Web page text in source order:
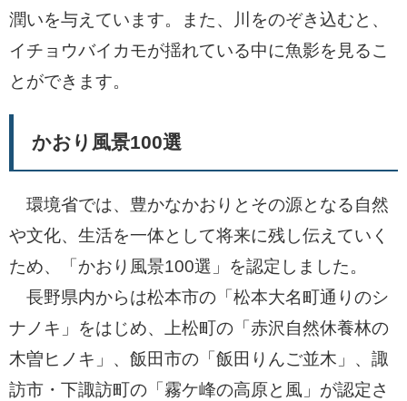
潤いを与えています。また、川をのぞき込むと、
イチョウバイカモが揺れている中に魚影を見るこ
とができます。
かおり風景100選
環境省では、豊かなかおりとその源となる自然
や文化、生活を一体として将来に残し伝えていく
ため、「かおり風景100選」を認定しました。
長野県内からは松本市の「松本大名町通りのシ
ナノキ」をはじめ、上松町の「赤沢自然休養林の
木曽ヒノキ」、飯田市の「飯田りんご並木」、諏
訪市・下諏訪町の「霧ケ峰の高原と風」が認定さ